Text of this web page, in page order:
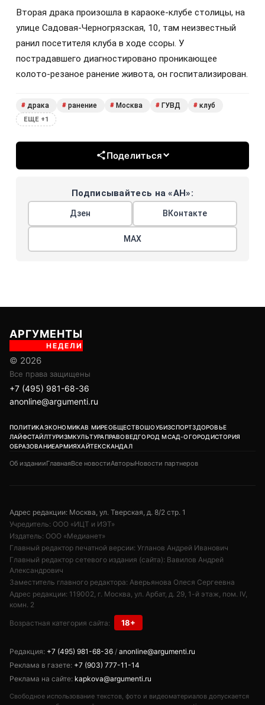
Вторая драка произошла в караоке-клубе столицы, на
улице Садовая-Черногрязская, 10, там неизвестный
ранил посетителя клуба в ходе ссоры. У
пострадавшего диагностировано проникающее
колото-резаное ранение живота, он госпитализирован.
# драка # ранение # Москва # ГУВД # клуб
ЕЩЕ +1
Поделиться
Подписывайтесь на «АН»:
Дзен ВКонтакте
МАХ
АРГУМЕНТЫ
НЕДЕЛИ
© 2026
Все права защищены
+7 (495) 981-68-36
anonline@argumenti.ru
ПОЛИТИКАЭКОНОМИКАВ МИРЕОБЩЕСТВОШОУБИЗСПОРТЗДОРОВЬЕ
ЛАЙФСТАЙЛТУРИЗМКУЛЬТУРАПРАВОВЕДГОРОД МСАД-ОГОРОДИСТОРИЯ
ОБРАЗОВАНИЕАРМИЯХАЙТЕКСКАНДАЛ
Об изданииГлавнаяВсе новостиАвторыНовости партнеров
Адрес редакции: Москва, ул. Тверская, д. 8/2 стр. 1
Учредитель: ООО «ИЦТ и ИЭТ»
Издатель: ООО «Медианет»
Главный редактор печатной версии: Угланов Андрей Иванович
Главный редактор сетевого издания (сайта): Вавилов Андрей
Александрович
Заместитель главного редактора: Аверьянова Олеся Сергеевна
Адрес редакции: 119002, г. Москва, ул. Арбат, д. 29, 1-й этаж, пом. IV,
комн. 2
Возрастная категория сайта: 18+
Редакция: +7 (495) 981-68-36 / anonline@argumenti.ru
Реклама в газете: +7 (903) 777-11-14
Реклама на сайте: kapkova@argumenti.ru
Свободное использование текстов, фото и видеоматериалов допускается